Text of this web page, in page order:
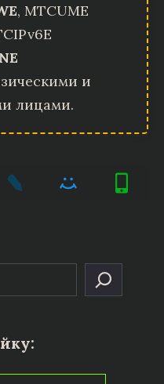
, MTCUME
и
лицами.